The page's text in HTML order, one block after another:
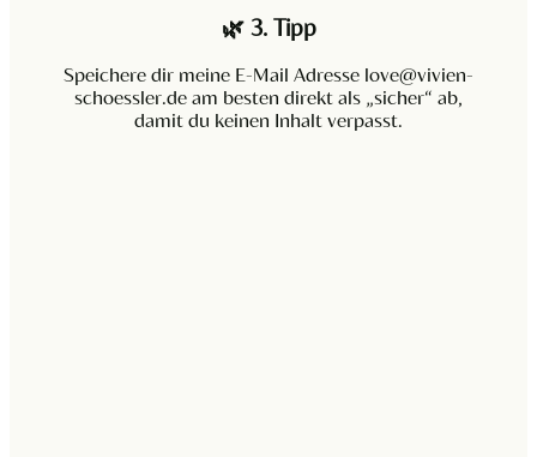
🌿 3. Tipp
Speichere dir meine E-Mail Adresse love@vivien-
schoessler.de am besten direkt als „sicher“ ab,
damit du keinen Inhalt verpasst.